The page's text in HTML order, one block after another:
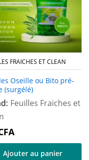
FRAICHES ET CLEAN
Oseille ou Bito pré-
(surgélé)
Feuilles Fraiches et
Ajouter au panier